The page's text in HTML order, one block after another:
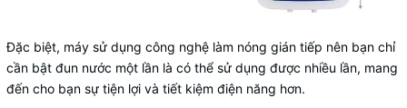
Đặc biệt, máy sử dụng công nghệ làm nóng gián tiếp nên bạn chỉ
cần bật đun nước một lần là có thể sử dụng được nhiều lần, mang
đến cho bạn sự tiện lợi và tiết kiệm điện năng hơn.